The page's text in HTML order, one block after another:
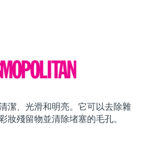
潔、光滑和明亮。它可以去除雜
妝殘留物並清除堵塞的毛孔。